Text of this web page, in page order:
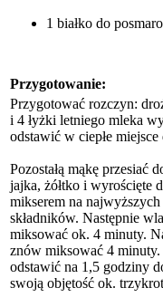
1 białko do
Przygotowanie:
Przygotować rozczyn:
i 4 łyżki letniego mleka
odstawić w ciepłe
Pozostałą mąkę przesiać
jajka, żółtko i wyrościęte
mikserem na najwyższych
składników. Następnie
miksować ok. 4 minuty.
znów miksować 4
odstawić na 1,5 godziny
swoją objętość ok.